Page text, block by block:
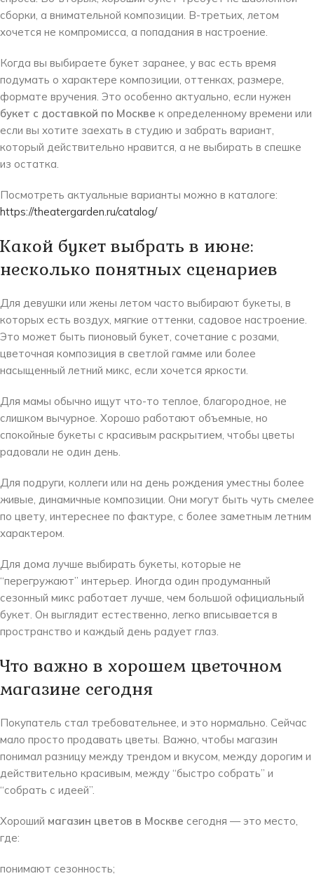
сборки, а внимательной композиции. В-третьих, летом
хочется не компромисса, а попадания в настроение.
Когда вы выбираете букет заранее, у вас есть время
подумать о характере композиции, оттенках, размере,
формате вручения. Это особенно актуально, если нужен
букет с доставкой по Москве к определенному времени или
если вы хотите заехать в студию и забрать вариант,
который действительно нравится, а не выбирать в спешке
из остатка.
Посмотреть актуальные варианты можно в каталоге:
https://theatergarden.ru/catalog/
Какой букет выбрать в июне:
несколько понятных сценариев
Для девушки или жены летом часто выбирают букеты, в
которых есть воздух, мягкие оттенки, садовое настроение.
Это может быть пионовый букет, сочетание с розами,
цветочная композиция в светлой гамме или более
насыщенный летний микс, если хочется яркости.
Для мамы обычно ищут что-то теплое, благородное, не
слишком вычурное. Хорошо работают объемные, но
спокойные букеты с красивым раскрытием, чтобы цветы
радовали не один день.
Для подруги, коллеги или на день рождения уместны более
живые, динамичные композиции. Они могут быть чуть смелее
по цвету, интереснее по фактуре, с более заметным летним
характером.
Для дома лучше выбирать букеты, которые не
“перегружают” интерьер. Иногда один продуманный
сезонный микс работает лучше, чем большой официальный
букет. Он выглядит естественно, легко вписывается в
пространство и каждый день радует глаз.
Что важно в хорошем цветочном
магазине сегодня
Покупатель стал требовательнее, и это нормально. Сейчас
мало просто продавать цветы. Важно, чтобы магазин
понимал разницу между трендом и вкусом, между дорогим и
действительно красивым, между “быстро собрать” и
“собрать с идеей”.
Хороший магазин цветов в Москве сегодня — это место,
где:
понимают сезонность;